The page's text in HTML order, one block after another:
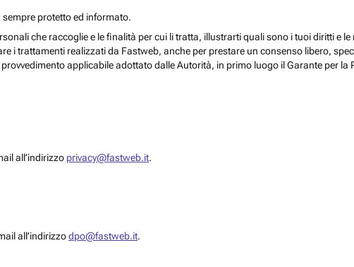
sempre protetto ed informato.
che raccoglie e le finalità per cui li tratta, illustrarti quali sono i tuoi diritti e
i trattamenti realizzati da Fastweb, anche per prestare un consenso libero,
applicabile adottato dalle Autorità, in primo luogo il Garante per la
all’indirizzo privacy@fastweb.it.
all’indirizzodpo@fastweb.it.